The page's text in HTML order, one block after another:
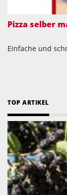
Pizza selber
Einfache und
TOP ARTIKEL